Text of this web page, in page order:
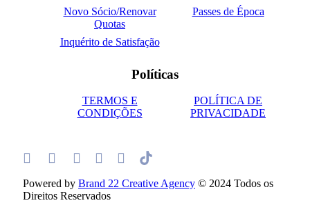
Novo Sócio/Renovar
Quotas
Passes de Época
Inquérito de Satisfação
Políticas
TERMOS E
CONDIÇÕES
POLÍTICA DE
PRIVACIDADE
Powered by Brand 22 Creative Agency © 2024 Todos os
Direitos Reservados